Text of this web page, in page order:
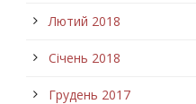
Лютий 2018
Січень 2018
Грудень 2017